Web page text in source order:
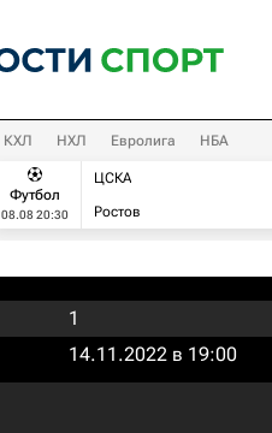
КХЛ НХЛ Евролига НБА
Футбол
08.08 20:30
ЦСКА
Ростов
1
14.11.2022 в 19:00